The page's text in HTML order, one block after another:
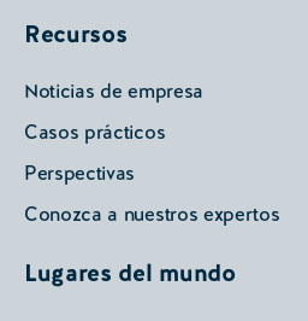
Recursos
Noticias de empresa
Casos prácticos
Perspectivas
Conozca a nuestros expertos
Lugares del mundo